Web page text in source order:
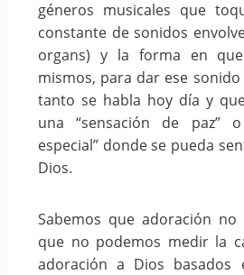
géneros musicales que
constante de sonidos
organs) y la forma en
mismos, para dar ese sonido
tanto se habla hoy día y
una “sensación de paz”
especial” donde se pueda
Dios.
Sabemos que adoración
que no podemos medir la
adoración a Dios basados